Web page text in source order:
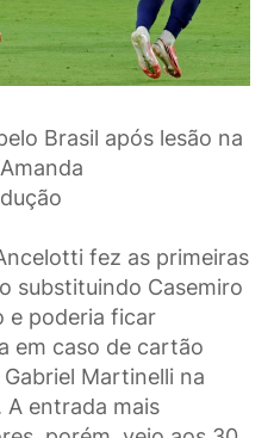
Brasil após lesão na
fez as primeiras
substituindo Casemiro
e poderia ficar
em caso de cartão
Martinelli na
A entrada mais